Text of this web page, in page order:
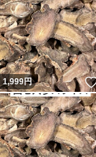
1,999円